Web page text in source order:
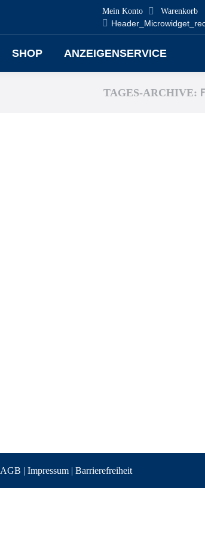
Mein Konto Warenkorb
SHOP ANZEIGENSERVICE
TAGES-ARCHIVE:
AGB | Impressum | Barrierefreiheit